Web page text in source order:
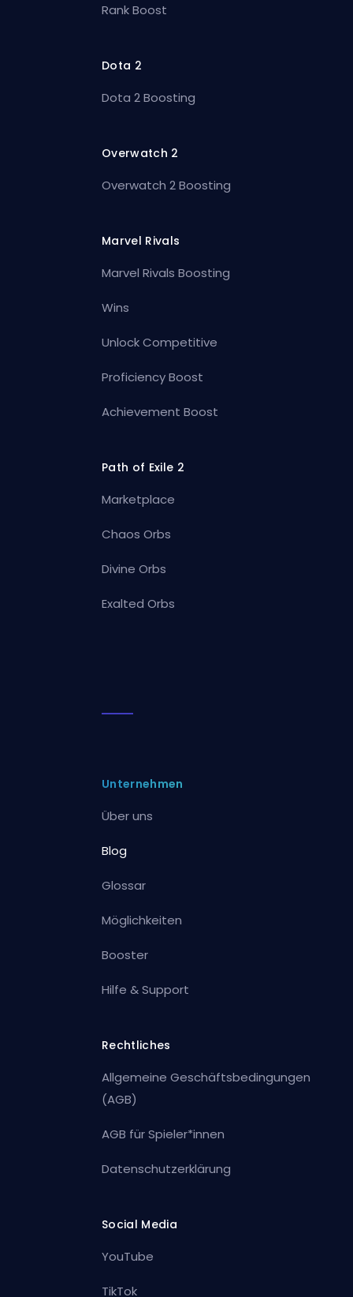
Rank Boost
Dota 2
Dota 2 Boosting
Overwatch 2
Overwatch 2 Boosting
Marvel Rivals
Marvel Rivals Boosting
Wins
Unlock Competitive
Proficiency Boost
Achievement Boost
Path of Exile 2
Marketplace
Chaos Orbs
Divine Orbs
Exalted Orbs
Unternehmen
Über uns
Blog
Glossar
Möglichkeiten
Booster
Hilfe & Support
Rechtliches
Allgemeine Geschäftsbedingungen
(AGB)
AGB für Spieler*innen
Datenschutzerklärung
Social Media
YouTube
TikTok